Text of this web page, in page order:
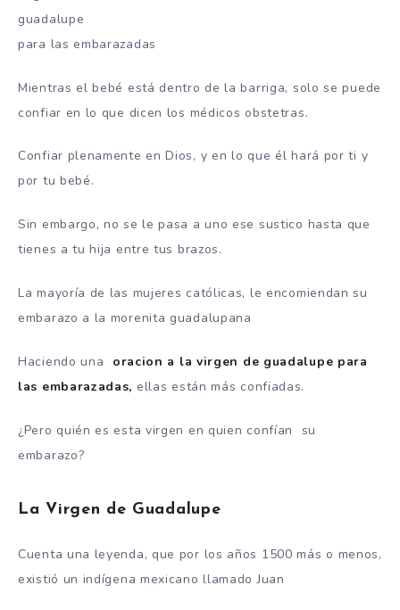
guadalupe
para las embarazadas
Mientras el bebé está dentro de la barriga, solo se puede
confiar en lo que dicen los médicos obstetras.
Confiar plenamente en Dios, y en lo que él hará por ti y
por tu bebé.
Sin embargo, no se le pasa a uno ese sustico hasta que
tienes a tu hija entre tus brazos.
La mayoría de las mujeres católicas, le encomiendan su
embarazo a la morenita guadalupana
Haciendo una oracion a la virgen de guadalupe para
las embarazadas, ellas están más confiadas.
¿Pero quién es esta virgen en quien confían su
embarazo?
La Virgen de Guadalupe
Cuenta una leyenda, que por los años 1500 más o menos,
existió un indígena mexicano llamado Juan